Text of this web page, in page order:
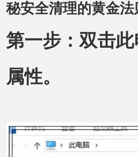
秘安全清理的黄金
第一步：双击
属性。